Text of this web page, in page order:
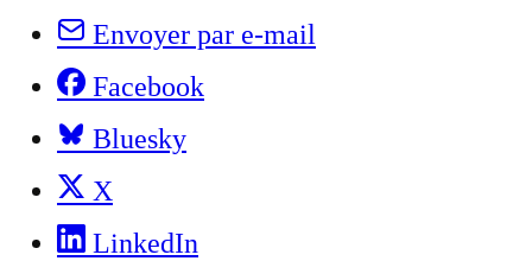
Envoyer par e-mail
Facebook
Bluesky
X
LinkedIn